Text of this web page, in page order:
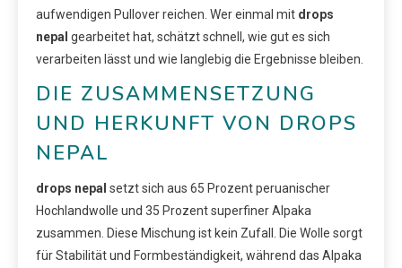
aufwendigen Pullover reichen. Wer einmal mit drops
nepal gearbeitet hat, schätzt schnell, wie gut es sich
verarbeiten lässt und wie langlebig die Ergebnisse bleiben.
DIE ZUSAMMENSETZUNG
UND HERKUNFT VON DROPS
NEPAL
drops nepal setzt sich aus 65 Prozent peruanischer
Hochlandwolle und 35 Prozent superfiner Alpaka
zusammen. Diese Mischung ist kein Zufall. Die Wolle sorgt
für Stabilität und Formbeständigkeit, während das Alpaka